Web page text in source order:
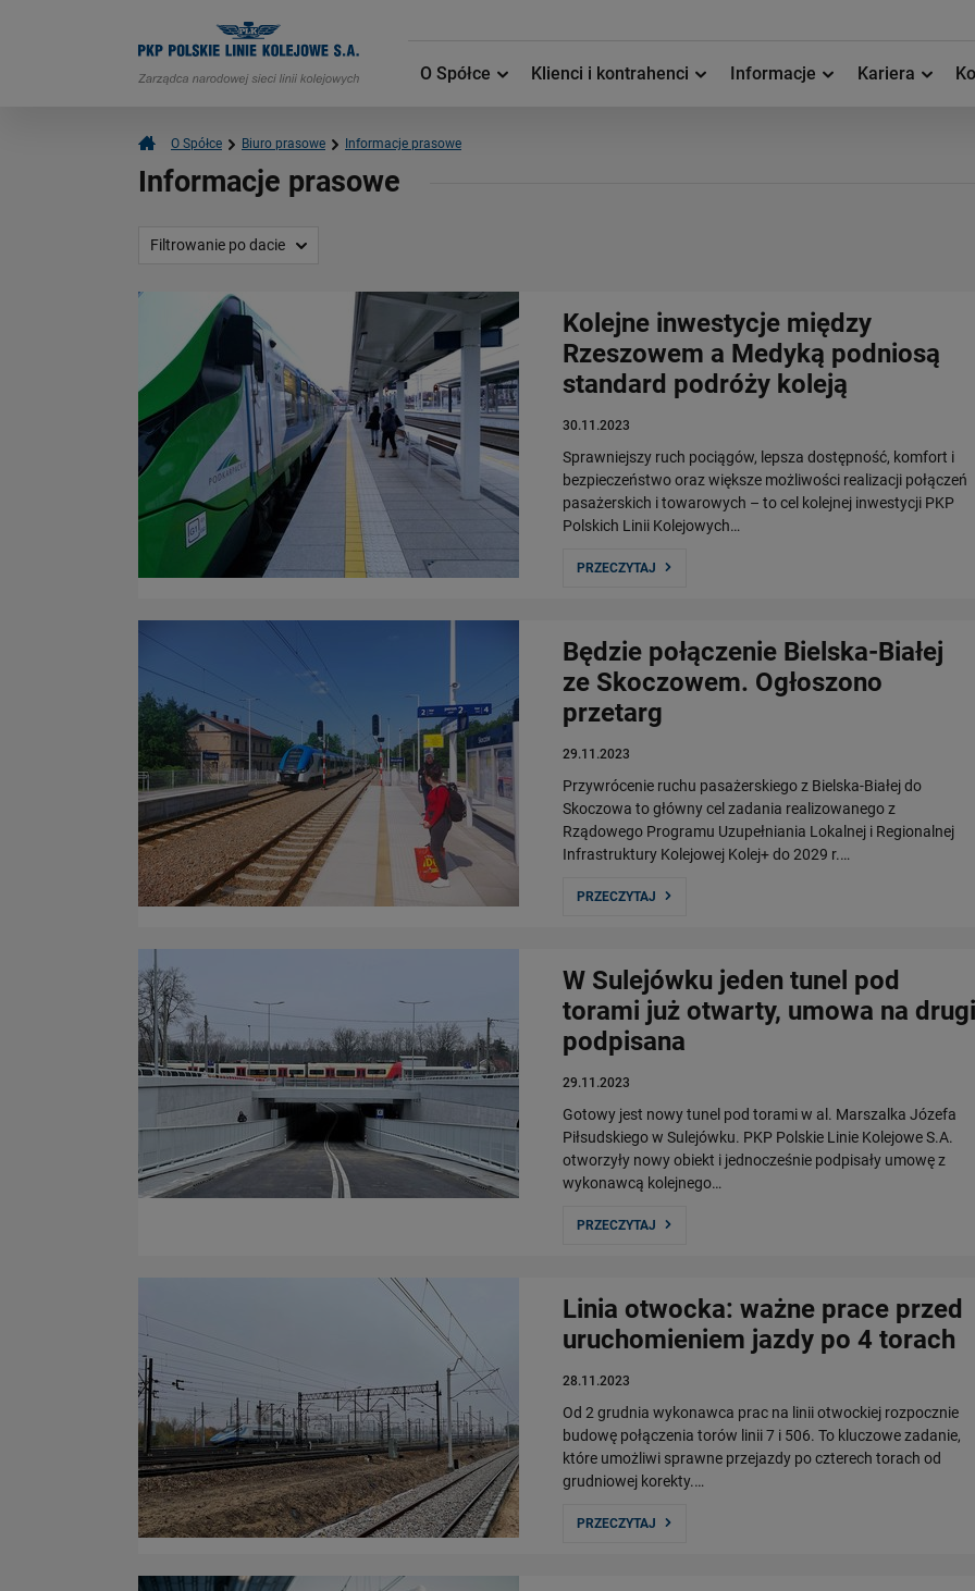
O Spółce Klienci i kontrahenci Informacje Kariera
O Spółce Biuro prasowe Informacje prasowe
Informacje prasowe
Filtrowanie po dacie
Kolejne inwestycje między
Rzeszowem a Medyką podniosą
standard podróży koleją
30.11.2023
Sprawniejszy ruch pociągów, lepsza dostępność, komfort i
bezpieczeństwo oraz większe możliwości realizacji połączeń
pasażerskich i towarowych – to cel kolejnej inwestycji PKP
Polskich Linii Kolejowych…
PRZECZYTAJ
Będzie połączenie Bielska-Białej
ze Skoczowem. Ogłoszono
przetarg
29.11.2023
Przywrócenie ruchu pasażerskiego z Bielska-Białej do
Skoczowa to główny cel zadania realizowanego z
Rządowego Programu Uzupełniania Lokalnej i Regionalnej
Infrastruktury Kolejowej Kolej+ do 2029 r.…
PRZECZYTAJ
W Sulejówku jeden tunel pod
torami już otwarty, umowa na drugi
podpisana
29.11.2023
Gotowy jest nowy tunel pod torami w al. Marszalka Józefa
Piłsudskiego w Sulejówku. PKP Polskie Linie Kolejowe S.A.
otworzyły nowy obiekt i jednocześnie podpisały umowę z
wykonawcą kolejnego…
PRZECZYTAJ
Linia otwocka: ważne prace przed
uruchomieniem jazdy po 4 torach
28.11.2023
Od 2 grudnia wykonawca prac na linii otwockiej rozpocznie
budowę połączenia torów linii 7 i 506. To kluczowe zadanie,
które umożliwi sprawne przejazdy po czterech torach od
grudniowej korekty.…
PRZECZYTAJ